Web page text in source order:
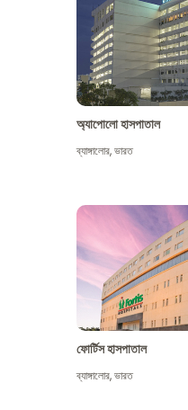
অ্যাপোলো হাসপাতাল
ব্যাঙ্গালোর,ভারত
ফোর্টিস হাসপাতাল
ব্যাঙ্গালোর,ভারত